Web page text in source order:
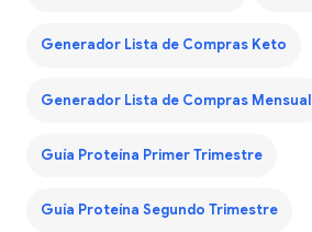
Generador Lista de Compras Keto
Generador Lista de Compras Mensual
Guía Proteína Primer Trimestre
Guía Proteína Segundo Trimestre